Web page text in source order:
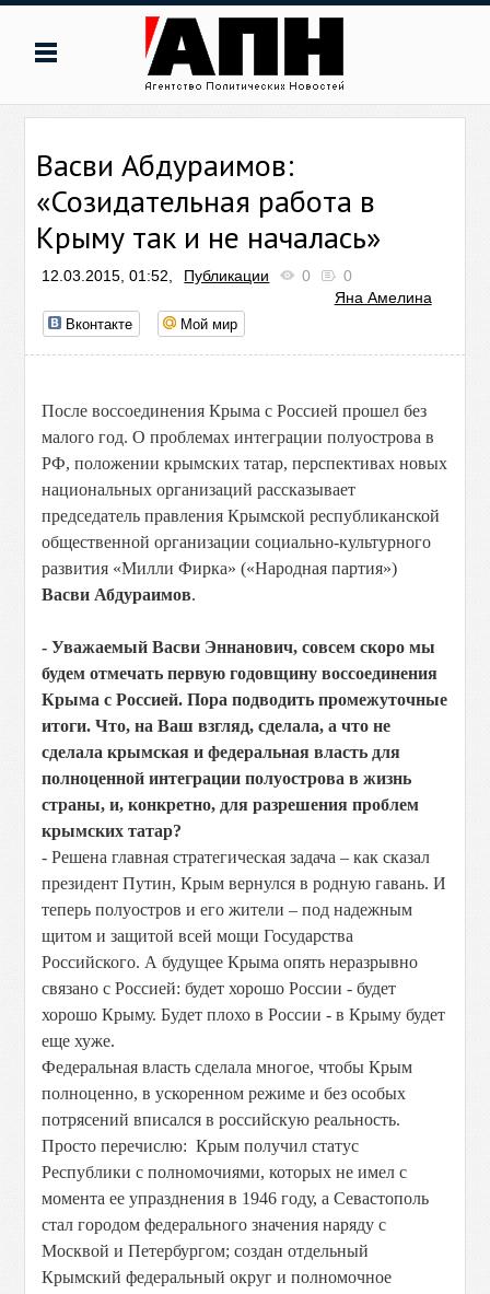
Васви Абдураимов:
«Созидательная работа в
Крыму так и не началась»
12.03.2015, 01:52, Публикации 0
0
Яна Амелина
Вконтакте Мой мир
После воссоединения Крыма с Россией прошел без
малого год. О проблемах интеграции полуострова в
РФ, положении крымских татар, перспективах новых
национальных организаций рассказывает
председатель правления Крымской республиканской
общественной организации социально-культурного
развития «Милли Фирка» («Народная партия»)
Васви Абдураимов.
- Уважаемый Васви Эннанович, совсем скоро мы
будем отмечать первую годовщину воссоединения
Крыма с Россией. Пора подводить промежуточные
итоги. Что, на Ваш взгляд, сделала, а что не
сделала крымская и федеральная власть для
полноценной интеграции полуострова в жизнь
страны, и, конкретно, для разрешения проблем
крымских татар?
- Решена главная стратегическая задача – как сказал
президент Путин, Крым вернулся в родную гавань. И
теперь полуостров и его жители – под надежным
щитом и защитой всей мощи Государства
Российского. А будущее Крыма опять неразрывно
связано с Россией: будет хорошо России - будет
хорошо Крыму. Будет плохо в России - в Крыму будет
еще хуже.
Федеральная власть сделала многое, чтобы Крым
полноценно, в ускоренном режиме и без особых
потрясений вписался в российскую реальность.
Просто перечислю: Крым получил статус
Республики с полномочиями, которых не имел с
момента ее упразднения в 1946 году, а Севастополь
стал городом федерального значения наряду с
Москвой и Петербургом; создан отдельный
Крымский федеральный округ и полномочное